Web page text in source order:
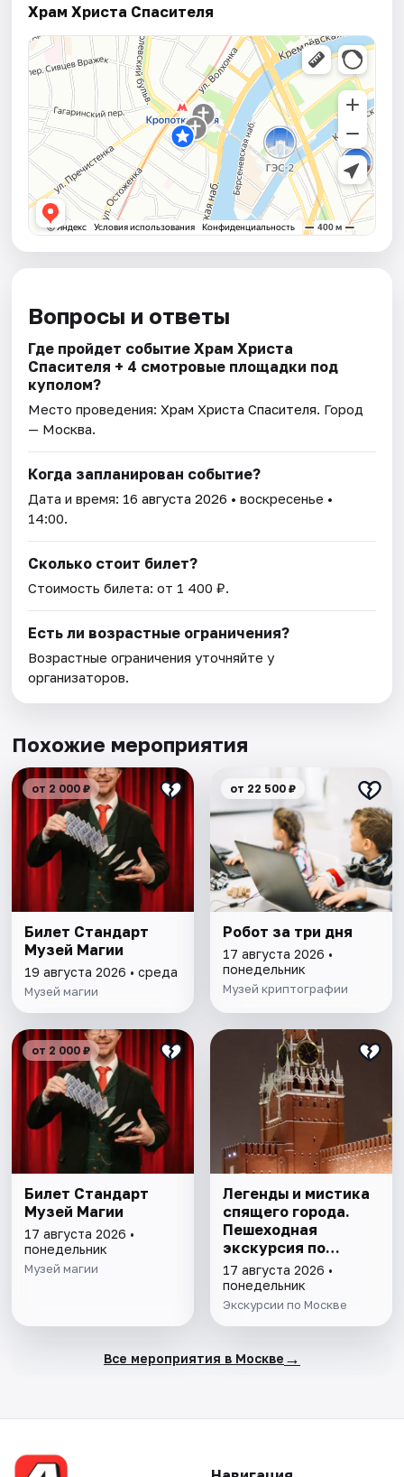
Храм Христа Спасителя
Вопросы и ответы
Где пройдет событие Храм Христа
Спасителя + 4 смотровые площадки под
куполом?
Место проведения:Храм Христа Спасителя. Город
— Москва.
Когда запланирован событие?
Дата и время: 16 августа 2026 • воскресенье •
14:00.
Сколько стоит билет?
Стоимость билета: от 1 400 ₽.
Есть ли возрастные ограничения?
Возрастные ограничения уточняйте у
организаторов.
Похожие мероприятия
от 2 000 ₽
Билет Стандарт
Музей Магии
19 августа 2026 • среда
Музей магии
от 22 500 ₽
Робот за три дня
17 августа 2026 •
понедельник
Музей криптографии
от 2 000 ₽
Билет Стандарт
Музей Магии
17 августа 2026 •
понедельник
Музей магии
Легенды и мистика
спящего города.
Пешеходная
экскурсия по
Москве
17 августа 2026 •
понедельник
Экскурсии по Москве
Все мероприятия в Москве →